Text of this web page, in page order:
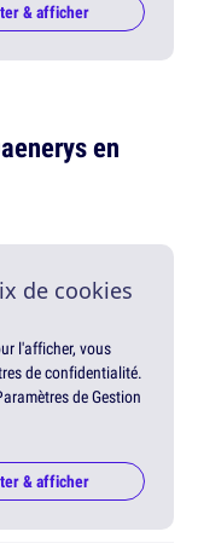
& afficher
en
de cookies
l'afficher, vous
de confidentialité.
de Gestion
& afficher